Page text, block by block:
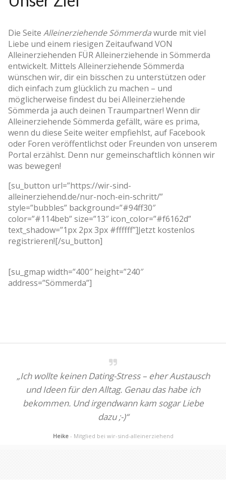
Die Seite Alleinerziehende Sömmerdawurde mit viel
Liebe und einem riesigen Zeitaufwand VON
Alleinerziehenden FÜR Alleinerziehende in Sömmerda
entwickelt. Mittels Alleinerziehende Sömmerda
wünschen wir, dir ein bisschen zu unterstützen oder
dich einfach zum glücklich zu machen – und
möglicherweise findest du bei Alleinerziehende
Sömmerda ja auch deinen Traumpartner! Wenn dir
Alleinerziehende Sömmerda gefällt, wäre es prima,
wenn du diese Seite weiter empfiehlst, auf Facebook
oder Foren veröffentlichst oder Freunden von unserem
Portal erzählst. Denn nur gemeinschaftlich können wir
was bewegen!
[su_button url=”https://wir-sind-
alleinerziehend.de/nur-noch-ein-schritt/”
style=”bubbles” background=”#94ff30″
color=”#114beb” size=”13″ icon_color=”#f6162d”
text_shadow=”1px 2px 3px #ffffff”]Jetzt kostenlos
registrieren![/su_button]
[su_gmap width=”400″ height=”240″
address=”Sömmerda”]
„Ich wollte keinen Dating-Stress – eher Austausch
und Ideen für den Alltag. Genau das habe ich
bekommen. Und irgendwann kam sogar Liebe
dazu ;-)“
Heike - Mitglied bei wir-sind-alleinerziehend